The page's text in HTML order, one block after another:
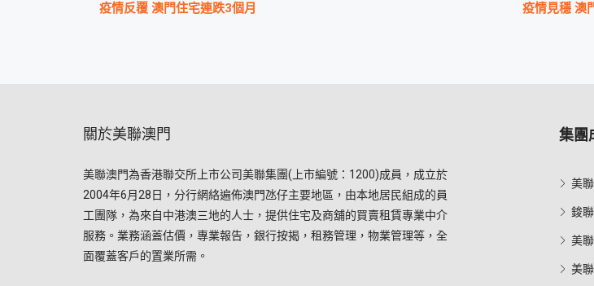
疫情反覆 澳門住宅連跌3個月
疫情見穩 澳
關於美聯澳門
美聯澳門為香港聯交所上市公司美聯集團(上市編號：1200)成員，成立於
2004年6月28日，分行網絡遍佈澳門氹仔主要地區，由本地居民組成的員
工團隊，為來自中港澳三地的人士，提供住宅及商舖的買賣租賃專業中介
服務。業務涵蓋估價，專業報告，銀行按揭，租務管理，物業管理等，全
面覆蓋客戶的置業所需。
集團
美
鋑
美
美